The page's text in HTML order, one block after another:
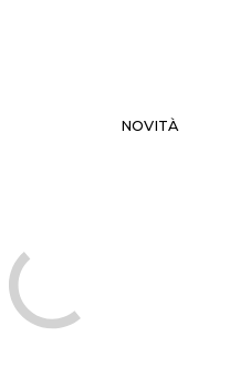
NOVITÀ